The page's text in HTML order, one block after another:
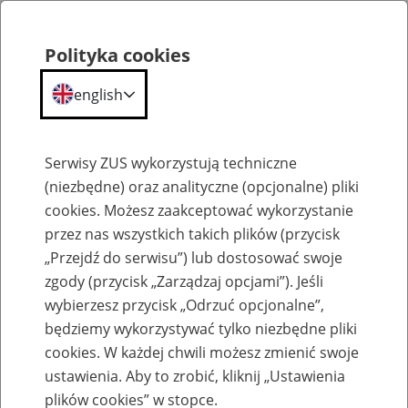
Informacja statystyczna o wynikach kontroli prawidłowości orzekania o czasowej
Informacja statystyczna o wynikach
Polityka cookies
english
Serwisy ZUS wykorzystują techniczne
(niezbędne) oraz analityczne (opcjonalne) pliki
cookies. Możesz zaakceptować wykorzystanie
przez nas wszystkich takich plików (przycisk
„Przejdź do serwisu”) lub dostosować swoje
zgody (przycisk „Zarządzaj opcjami”). Jeśli
wybierzesz przycisk „Odrzuć opcjonalne”,
będziemy wykorzystywać tylko niezbędne pliki
cookies. W każdej chwili możesz zmienić swoje
ustawienia. Aby to zrobić, kliknij „Ustawienia
plików cookies” w stopce.